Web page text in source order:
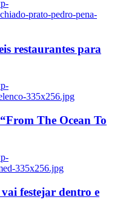
prato-pedro-pena-
restaurantes para
335x256.jpg
The Ocean To
335x256.jpg
festejar dentro e